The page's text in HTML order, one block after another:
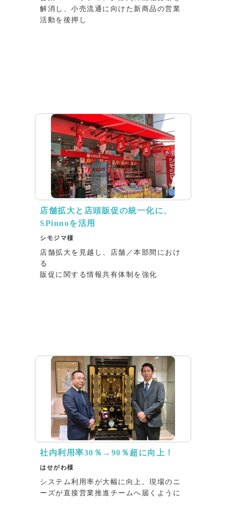
解消し、小売流通に向けた新商品の営業
活動を後押し
店舗拡大と店頭販促の統一化に、
SPinnoを活用
シモジマ様
店舗拡大を見越し、店舗／本部間におけ
る
販促に関する情報共有体制を強化
社内利用率30％→90％超に向上！
はせがわ様
システム利用率が大幅に向上。現場のニ
ーズが直接営業推進チームへ届くように